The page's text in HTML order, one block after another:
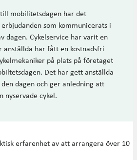
mobilitetsdagen har det
som kommunicerats i
dagen. Cykelservice har varit en
anställda har fått en kostnadsfri
på plats på företaget
Det har gett anställda
dagen och ger anledning att
nyservade cykel.
erfarenhet av att arrangera över 10